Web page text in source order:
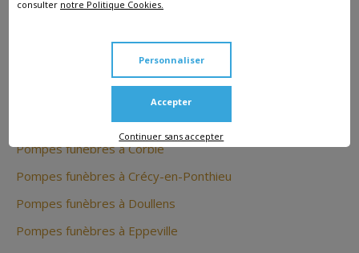
Pompes funèbres à Camon
Pompes funèbres à Cayeux-sur-Mer
Pompes funèbres à Chépy
Pompes funèbres à Conty
Pompes funèbres à Corbie
Pompes funèbres à Crécy-en-Ponthieu
Pompes funèbres à Doullens
Pompes funèbres à Eppeville
consulter notre Politique Cookies.
Continuer sans accepter
Personnaliser
Accepter